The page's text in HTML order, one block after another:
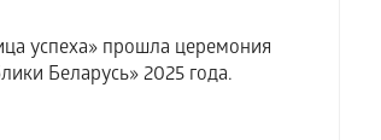
успеха» прошла церемония
Беларусь» 2025 года.